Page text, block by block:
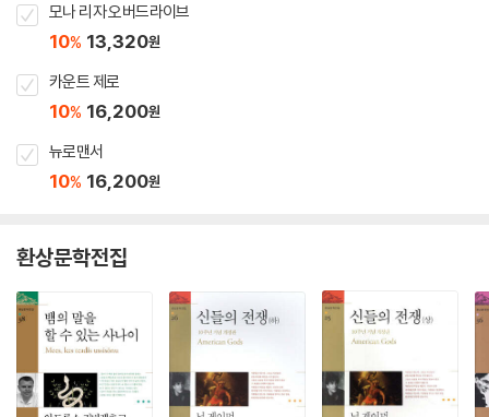
모나 리자 오버드라이브
10% 13,320원
카운트 제로
10% 16,200원
뉴로맨서
10% 16,200원
환상문학전집